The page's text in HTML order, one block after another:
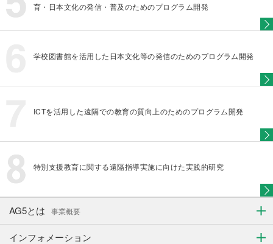
育・日本文化の発信・普及のためのプログラム開発
学校図書館を活用した日本文化等の発信のためのプログラム開発
ICTを活用した遠隔での教育の質向上のためのプログラム開発
特別支援教育に関する遠隔指導実施に向けた実践的研究
AG5とは 事業概要
インフォメーション